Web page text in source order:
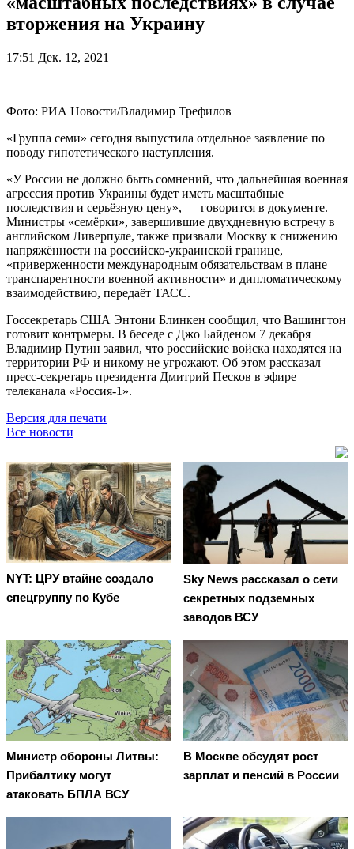
вторжения на Украину
17:51 Дек. 12, 2021
Фото: РИА Новости/Владимир Трефилов
«Группа семи» сегодня выпустила отдельное заявление по
поводу гипотетического наступления.
«У России не должно быть сомнений, что дальнейшая военная
агрессия против Украины будет иметь масштабные
последствия и серьёзную цену», — говорится в документе.
Министры «семёрки», завершившие двухдневную встречу в
английском Ливерпуле, также призвали Москву к снижению
напряжённости на российско-украинской границе,
«приверженности международным обязательствам в плане
транспарентности военной активности» и дипломатическому
взаимодействию, передаёт ТАСС.
Госсекретарь США Энтони Блинкен сообщил, что Вашингтон
готовит контрмеры. В беседе с Джо Байденом 7 декабря
Владимир Путин заявил, что российские войска находятся на
территории РФ и никому не угрожают. Об этом рассказал
пресс-секретарь президента Дмитрий Песков в эфире
телеканала «Россия-1».
Версия для печати
Все новости
NYT: ЦРУ втайне создало
спецгруппу по Кубе
Sky News рассказал о сети
секретных подземных
заводов ВСУ
Министр обороны Литвы:
Прибалтику могут
атаковать БПЛА ВСУ
В Москве обсудят рост
зарплат и пенсий в России